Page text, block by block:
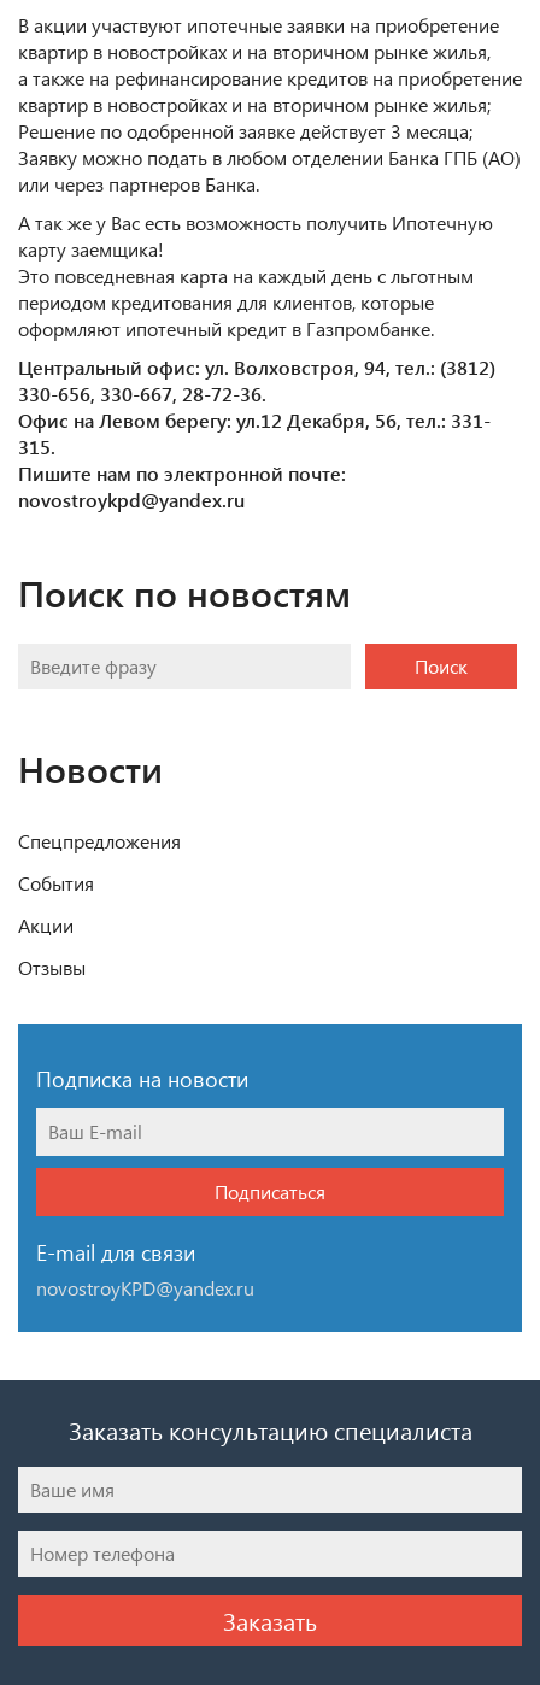
В акции участвуют ипотечные заявки на приобретение
квартир в новостройках и на вторичном рынке жилья,
а также на рефинансирование кредитов на приобретение
квартир в новостройках и на вторичном рынке жилья;
Решение по одобренной заявке действует 3 месяца;
Заявку можно подать в любом отделении Банка ГПБ (АО)
или через партнеров Банка.
А так же у Вас есть возможность получить Ипотечную
карту заемщика!
Это повседневная карта на каждый день с льготным
периодом кредитования для клиентов, которые
оформляют ипотечный кредит в Газпромбанке.
Центральный офис: ул. Волховстроя, 94, тел.: (3812)
330-656, 330-667, 28-72-36.
Офис на Левом берегу: ул.12 Декабря, 56, тел.: 331-
315.
Пишите нам по электронной почте:
novostroykpd@yandex.ru
Поиск по новостям
Поиск
Новости
Спецпредложения
События
Акции
Отзывы
Подписка на новости
Подписаться
E-mail для связи
novostroyKPD@yandex.ru
Заказать консультацию специалиста